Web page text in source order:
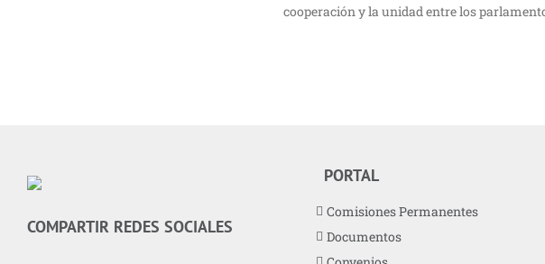
cooperación y la unidad entre los
COMPARTIR REDES SOCIALES
PORTAL
Comisiones Permanentes
Documentos